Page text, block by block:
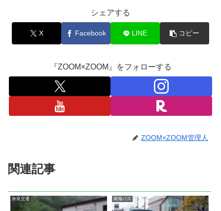
シェアする
X Facebook LINE コピー
『ZOOM×ZOOM』をフォローする
ZOOM×ZOOM管理人
関連記事
奈良交通 南海バス